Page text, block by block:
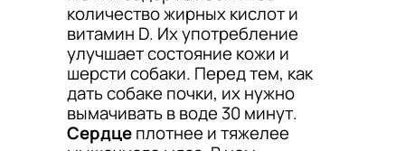
количество жирных кислот и
витамин D. Их употребление
улучшает состояние кожи и
шерсти собаки. Перед тем, как
дать собаке почки, их нужно
вымачивать в воде 30 минут.
Сердцеплотнее и тяжелее